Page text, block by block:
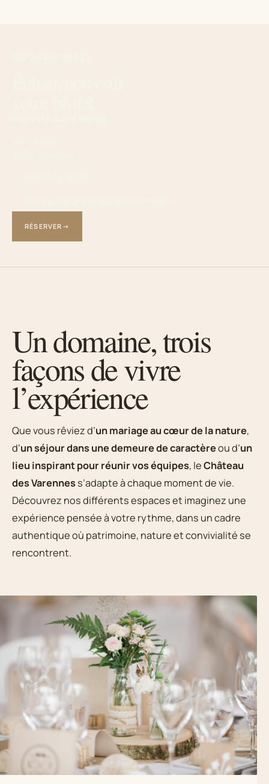
RÉSERVER
Un domaine, trois
façons de vivre
l’expérience
Que vous rêviez d’un mariage au cœur de la nature,
d’un séjour dans une demeure de caractèreou d’un
lieu inspirant pour réunir vos équipes, leChâteau
des Varenness’adapte à chaque moment de vie.
Découvrez nos différents espaces et imaginez une
expérience pensée à votre rythme, dans un cadre
authentique où patrimoine, nature et convivialité se
rencontrent.